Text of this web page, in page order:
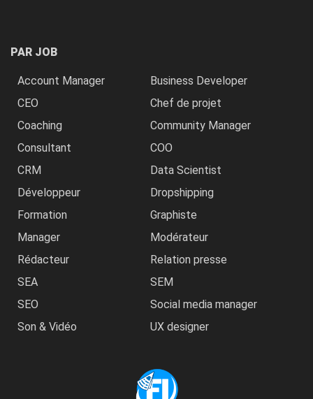
PAR JOB
Account Manager
Business Developer
CEO
Chef de projet
Coaching
Community Manager
Consultant
COO
CRM
Data Scientist
Développeur
Dropshipping
Formation
Graphiste
Manager
Modérateur
Rédacteur
Relation presse
SEA
SEM
SEO
Social media manager
Son & Vidéo
UX designer